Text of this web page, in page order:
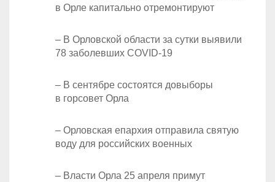
в Орле капитально отремонтируют
– В Орловской области за сутки выявили
78 заболевших COVID-19
– В сентябре состоятся довыборы
в горсовет Орла
– Орловская епархия отправила святую
воду для российских военных
– Власти Орла 25 апреля примут